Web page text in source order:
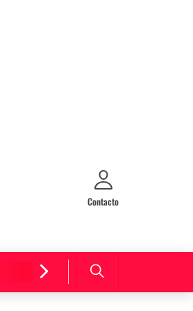
Contacto
Cultura y entretenimiento